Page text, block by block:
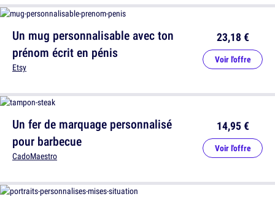
Un mug personnalisable avec ton
prénom écrit en pénis
Etsy
23,18 €
Voir l'offre
Un fer de marquage personnalisé
pour barbecue
CadoMaestro
14,95 €
Voir l'offre